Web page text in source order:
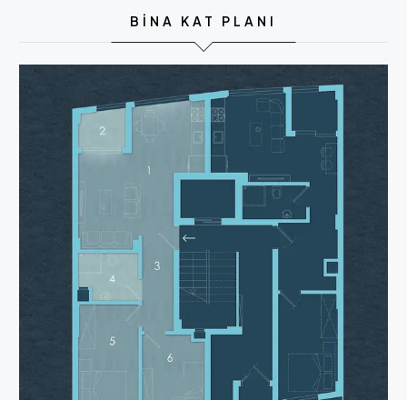
BINA KAT PLANI